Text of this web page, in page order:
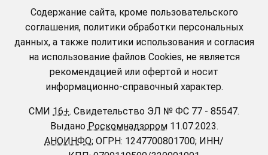
Содержание сайта, кроме пользовательского
соглашения, политики обработки персональных
данных, а также политики использования и согласия
на использование файлов Cookies, не является
рекомендацией или офертой и носит
информационно-справочный характер.
СМИ 16+. Свидетельство ЭЛ № ФС 77 - 85547.
Выдано Роскомнадзором11.07.2023.
АНОИНФО; ОГРН: 1247700801700; ИНН/